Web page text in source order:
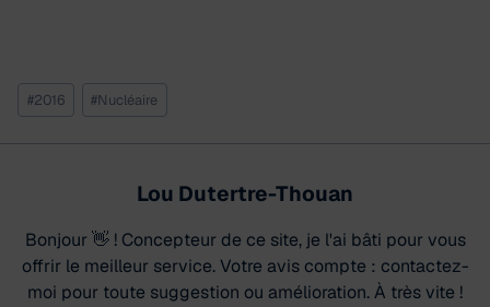
Étiquettes
de
la
#2016 #Nucléaire
Lou Dutertre-Thouan
Bonjour 👋 ! Concepteur de ce site, je l'ai bâti pour vous
offrir le meilleur service. Votre avis compte : contactez-
moi pour toute suggestion ou amélioration. À très vite !